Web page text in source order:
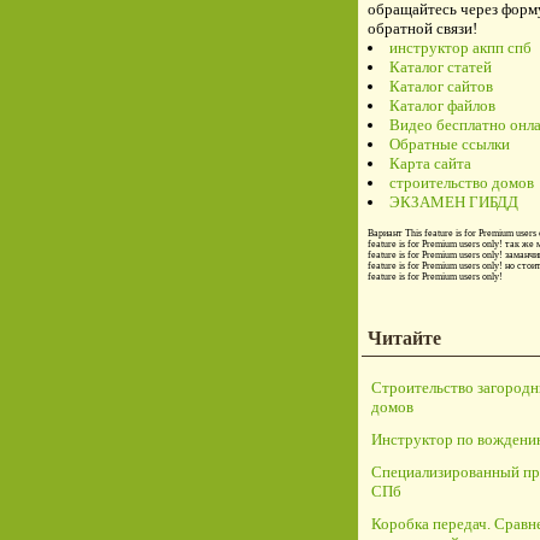
обращайтесь через
обратной связи!
инструктор акпп спб
Каталог статей
Каталог сайтов
Каталог файлов
Видео бесплатно
Обратные ссылки
Карта сайта
строительство домов
ЭКЗАМЕН ГИБДД
Вариант This feature is for Premium users
feature is for Premium users only! так же
feature is for Premium users only!
feature is for Premium users only! но
feature is for Premium users only!
Читайте
Строительство
домов
Инструктор по
Специализированный
СПб
Коробка передач.